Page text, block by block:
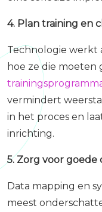
4. Plan training en
Technologie werkt
hoe ze die moeten
vermindert
in het proces en
inrichting.
5. Zorg voor goede
Data mapping en
meest